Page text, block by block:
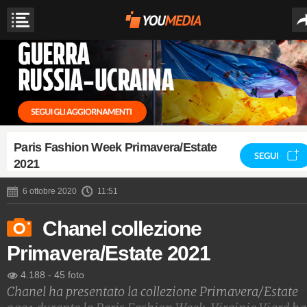
Paris Fashion Week Primavera/Estate
2021
SEGUI
6 ottobre 2020 11:51
Chanel collezione
Primavera/Estate 2021
4.188 - 45 foto
Chanel ha presentato la collezione Primavera/Estate